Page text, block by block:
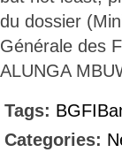
du dossier
Générale des
ALUNGA
Tags:
Categories: